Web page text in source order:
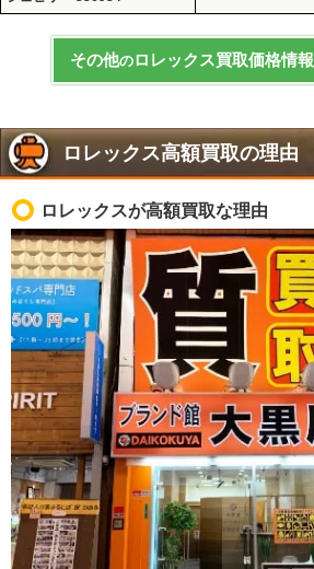
その他のロレックス買取価格情報
ロレックス高額買取の理由
ロレックスが高額買取な理由